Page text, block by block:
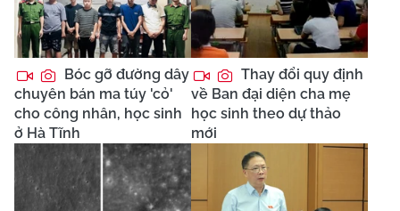
Bóc gỡ đường dây
chuyên bán ma túy 'cỏ'
cho công nhân, học sinh
ở Hà Tĩnh
Thay đổi quy định
về Ban đại diện cha mẹ
học sinh theo dự thảo
mới